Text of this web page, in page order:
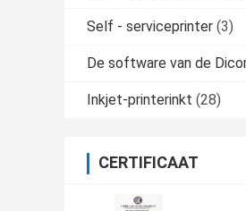
Self - serviceprinter (3)
De software van de
Inkjet-printerinkt (28)
CERTIFICAAT